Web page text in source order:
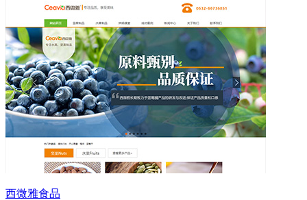
西微雅食品